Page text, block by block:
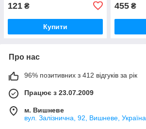
121 ₴
Купити
455 ₴
Про нас
96% позитивних з 412 відгуків за рік
Працює з 23.07.2009
м. Вишневе
вул. Залізнична, 92, Вишневе, Україна